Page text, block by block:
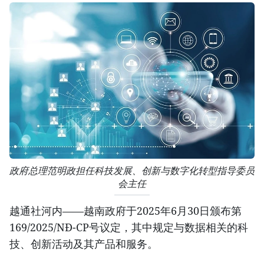
政府总理范明政担任科技发展、创新与数字化转型指导委员
会主任
越通社河内——越南政府于2025年6月30日颁布第
169/2025/NĐ-CP号议定，其中规定与数据相关的科
技、创新活动及其产品和服务。